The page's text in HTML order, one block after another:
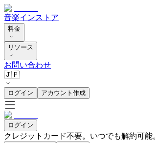
音楽インストア
料金
リソース
お問い合わせ
🇯🇵
ログイン アカウント作成
ログイン
クレジットカード不要。いつでも解約可能。